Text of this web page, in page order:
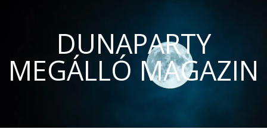
DUNAPARTY
MEGÁLLÓ MAGAZIN